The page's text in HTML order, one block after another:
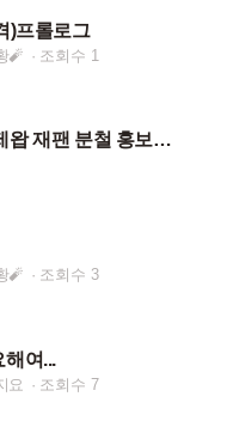
)프롤로그
🧨 조회수 1
❤️❤️jyp japan 제왑 재팬 분철 홍보❤️❤️
🧨 조회수 3
해여...
요 조회수 7